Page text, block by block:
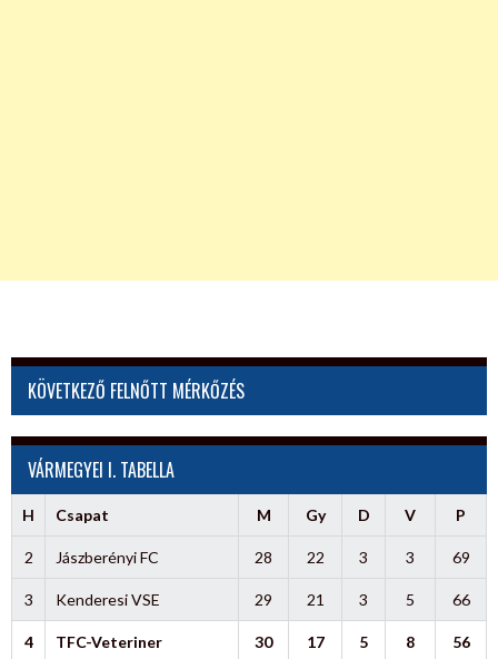
KÖVETKEZŐ FELNŐTT MÉRKŐZÉS
VÁRMEGYEI I. TABELLA
H Csapat M Gy D V P
2 Jászberényi FC 28 22 3 3 69
3 Kenderesi VSE 29 21 3 5 66
4 TFC-Veteriner 30 17 5 8 56